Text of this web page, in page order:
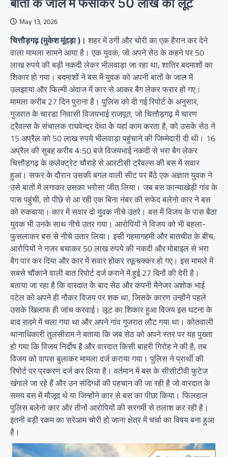
May 13, 2026
चित्तौड़गढ़ (मुकेश मूंदड़ा )। शहर में ठगी और चोरी का एक हैरान कर देने
वाला मामला सामने आया है। एक युवक, जो अपने सेठ के कहने पर 50
लाख रुपये की बड़ी नकदी लेकर भीलवाड़ा जा रहा था, शातिर बदमाशों का
शिकार हो गया। बदमाशों ने बस में युवक को अपनी बातों के जाल में
उलझाया और फिल्मी अंदाज में कार से आकर बैग लेकर फरार हो गए।
मामला करीब 27 दिन पुराना है। पुलिस को दी गई रिपोर्ट के अनुसार,
गुजरात के चारडा निवासी विजयभाई राजपूत, जो चित्तौड़गढ़ में चारण
ट्रैवल्स के संचालक राघवेन्द्र देथा के यहां काम करता है, को उसके सेठ ने
15 अप्रैल को 50 लाख रुपये भीलवाड़ा पहुंचाने की जिम्मेदारी दी थी। 16
अप्रैल की सुबह करीब 4ः50 बजे विजयभाई नकदी से भरा बैग लेकर
चित्तौड़गढ़ के कलेक्ट्रेट चौराहे से आरटीसी ट्रैवल्स की बस में सवार
हुआ। सफर के दौरान उसकी बगल वाली सीट पर बैठे एक अज्ञात युवक ने
उसे बातों में लगाकर उसका भरोसा जीत लिया। जब बस कान्याखेड़ी गांव के
पास पहुंची, तो पीछे से आ रही एक बिना नंबर की सफेद बलेनो कार ने बस
को रुकवाया। कार में सवार दो युवक नीचे उतरे। बस में विजय के पास बैठा
युवक भी उनके साथ नीचे उतर गया। आरोपियों ने विजय को भी बहला-
फुसलाकर बस से नीचे उतार लिया। इसी गहमागहमी और बातचीत के बीच,
आरोपियों ने नजर बचाकर 50 लाख रुपये की नकदी और मोबाइल से भरा
बैग पार कर दिया और कार में सवार होकर रफूचक्कर हो गए। इस मामले में
सबसे चौंकाने वाली बात रिपोर्ट दर्ज कराने में हुई 27 दिनों की देरी है।
बताया जा रहा है कि वारदात के बाद सेठ और कंपनी मैनेजर अशोक भाई
पटेल को अपने ही नौकर विजय पर शक था, जिसके कारण उन्होंने पहले
उसके खिलाफ ही जांच करवाई। लूट का शिकार हुआ विजय इस घटना के
बाद सदमे में चला गया था और अपने गांव गुजरात लौट गया था। कोतवाली
थानाधिकारी तुलसीराम ने बताया कि जब सेठ को अपने स्तर पर यह पुख्ता
हो गया कि विजय निर्दाेष है और वारदात किसी बाहरी गिरोह ने की है, तब
विजय को वापस बुलाकर मामला दर्ज कराया गया। पुलिस ने प्रार्थी की
रिपोर्ट पर प्रकरण दर्ज कर लिया है। वर्तमान में बस के सीसीटीवी फुटेज
खंगाले जा रहे हैं और उन संदिग्धों की पहचान की जा रही है जो वारदात के
समय बस में मौजूद थे या जिन्होंने कार से बस का पीछा किया। फिलहाल
पुलिस बलेनो कार और तीनों आरोपियों की सरगर्मी से तलाश कर रही है।
इतनी बड़ी रकम का सरेआम चोरी हो जाना क्षेत्र में चर्चा का विषय बना हुआ
है।